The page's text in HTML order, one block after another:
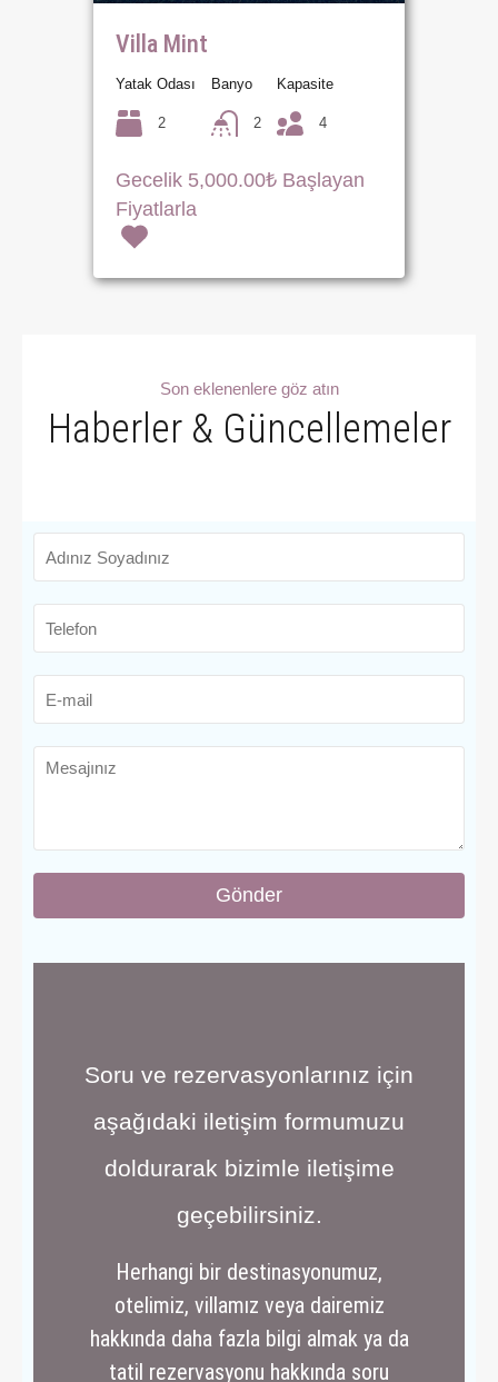
Villa Mint
Yatak Odası
2
Banyo
2
Kapasite
4
Gecelik 5,000.00₺ Başlayan
Fiyatlarla
Son eklenenlere göz atın
Haberler & Güncellemeler
Gönder
Soru ve rezervasyonlarınız için
aşağıdaki iletişim formumuzu
doldurarak bizimle iletişime
geçebilirsiniz.
Herhangi bir destinasyonumuz,
otelimiz, villamız veya dairemiz
hakkında daha fazla bilgi almak ya da
tatil rezervasyonu hakkında soru